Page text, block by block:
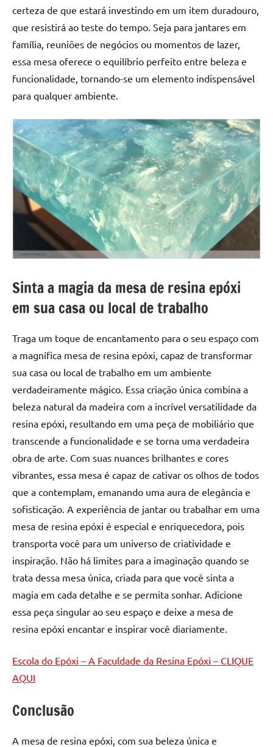
certeza de que estará investindo em um item duradouro,
que resistirá ao teste do tempo. Seja para jantares em
família, reuniões de negócios ou momentos de lazer,
essa mesa oferece o equilíbrio perfeito entre beleza e
funcionalidade, tornando-se um elemento indispensável
para qualquer ambiente.
Sinta a magia da mesa de resina epóxi
em sua casa ou local de trabalho
Traga um toque de encantamento para o seu espaço com
a magnífica mesa de resina epóxi, capaz de transformar
sua casa ou local de trabalho em um ambiente
verdadeiramente mágico. Essa criação única combina a
beleza natural da madeira com a incrível versatilidade da
resina epóxi, resultando em uma peça de mobiliário que
transcende a funcionalidade e se torna uma verdadeira
obra de arte. Com suas nuances brilhantes e cores
vibrantes, essa mesa é capaz de cativar os olhos de todos
que a contemplam, emanando uma aura de elegância e
sofisticação. A experiência de jantar ou trabalhar em uma
mesa de resina epóxi é especial e enriquecedora, pois
transporta você para um universo de criatividade e
inspiração. Não há limites para a imaginação quando se
trata dessa mesa única, criada para que você sinta a
magia em cada detalhe e se permita sonhar. Adicione
essa peça singular ao seu espaço e deixe a mesa de
resina epóxi encantar e inspirar você diariamente.
Escola do Epóxi – A Faculdade da Resina Epóxi – CLIQUE
AQUI
Conclusão
A mesa de resina epóxi, com sua beleza única e